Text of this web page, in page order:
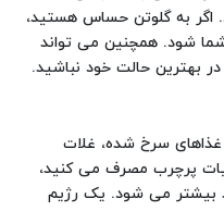
اگر به گلوتن حساس هستید،
شود. همچنین می تواند
بهترین حالت خود نباشید.
غذاهای سرخ شده، غلات
پرچرب مصرف می کنید،
بیشتر می شود. یک رژیم